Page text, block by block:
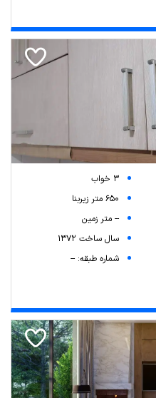
3 خواب
650 متر زیربنا
-- متر زمین
سال ساخت 1372
شماره طبقه: --